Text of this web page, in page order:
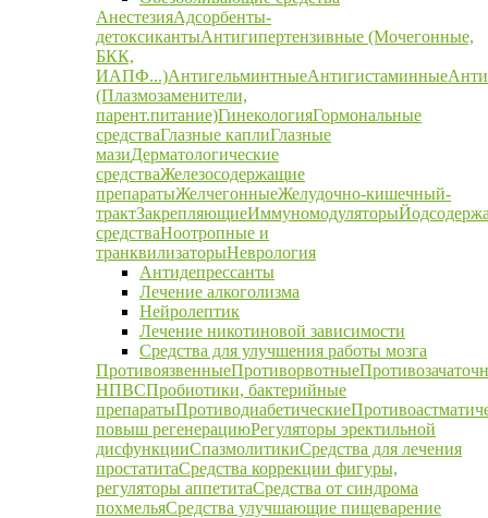
АнестезияАдсорбенты-
детоксикантыАнтигипертензивные (Мочегонные,
БКК,
ИАПФ...)АнтигельминтныеАнтигистаминные
(Плазмозаменители,
парент.питание)ГинекологияГормональные
средстваГлазные каплиГлазные
мазиДерматологические
средстваЖелезосодержащие
препаратыЖелчегонныеЖелудочно-кишечный-
трактЗакрепляющиеИммуномодуляторы
средстваНоотропные и
транквилизаторыНеврология
Антидепрессанты
Лечение алкоголизма
Нейролептик
Лечение никотиновой зависимости
Средства для улучшения работы мозга
ПротивоязвенныеПротиворвотные
НПВСПробиотики, бактерийные
препаратыПротиводиабетические
повыш регенерациюРегуляторы эректильной
дисфункцииСпазмолитикиСредства для лечения
простатитаСредства коррекции фигуры,
регуляторы аппетитаСредства от синдрома
похмельяСредства улучшающие пищеварение